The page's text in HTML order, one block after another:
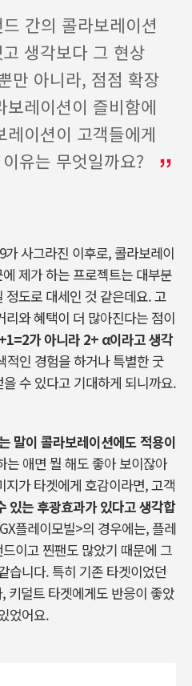
간의 콜라보레이션
생각보다 그 현상
만 아니라, 점점 확장
레이션이 즐비함에
이션이 고객들에게
유는 무엇일까요?
가 사그라진 이후로, 콜라보레이
제가 하는 프로젝트는 대부분
정도로 대세인 것 같은데요.고
와 혜택이 더 많아진다는 점이
가 아니라 2+ α이라고생각
적인 경험을하거나 특별한굿
을수 있다고 기대하게 되니까요.
말이 콜라보레이션에도 적용이
는 애면 뭘 해도 좋아 보이잖아
지가 타겟에게 호감이라면,고객
있는 후광효과가 있다고 생각합
플레이모빌>의 경우에는, 플레
이고 찐팬도 많았기 때문에 그
습니다. 특히 기존 타겟이었던
, 키덜트 타겟에게도 반응이 좋았
었어요.